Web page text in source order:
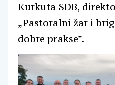
Kurkuta SDB,
„Pastoralni žar i
dobre prakse”.